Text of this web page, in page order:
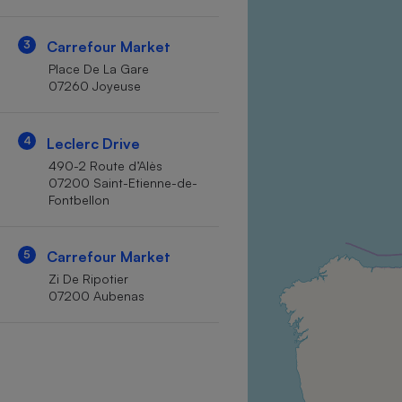
3 Carrefour Market
Place De La Gare
07260 Joyeuse
4 Leclerc Drive
490-2 Route d’Alès
07200 Saint-Etienne-de-
Fontbellon
5 Carrefour Market
Zi De Ripotier
07200 Aubenas
Lave-linge
Téléviseur
Antimoustique